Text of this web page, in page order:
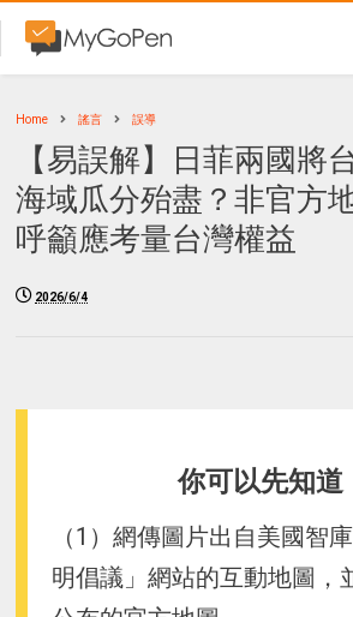
Home 謠言 誤導
【易誤解】日菲兩國將
海域瓜分殆盡？非官方
呼籲應考量台灣權益
2026/6/4
你可以先知道
（1）網傳圖片出自美國智
明倡議」網站的互動地圖，